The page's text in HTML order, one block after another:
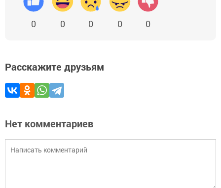
0 0 0 0 0
Расскажите друзьям
Нет комментариев